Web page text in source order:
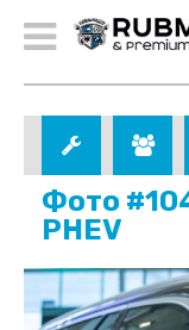
Фото
PHEV